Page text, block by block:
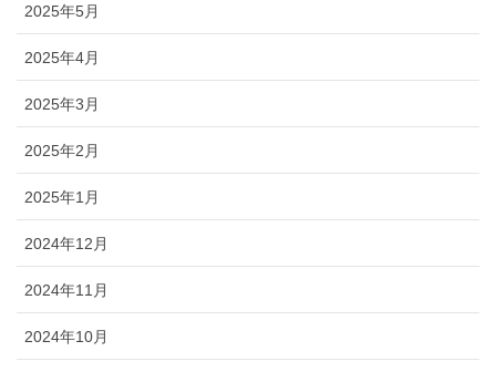
2025年5月
2025年4月
2025年3月
2025年2月
2025年1月
2024年12月
2024年11月
2024年10月